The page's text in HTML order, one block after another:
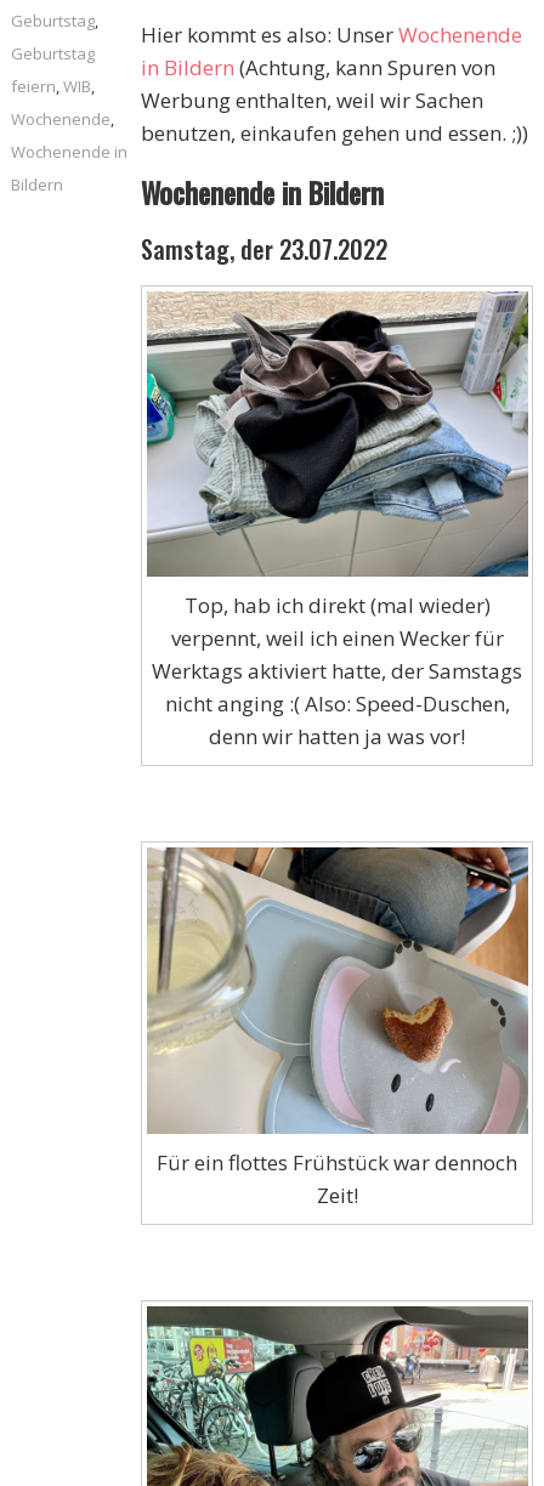
Hier kommt es also: UnserWochenende
in Bildern (Achtung, kann Spuren von
Werbung enthalten, weil wir Sachen
benutzen, einkaufen gehen und essen. ;))
Wochenende in Bildern
Samstag, der 23.07.2022
Top, hab ich direkt (mal wieder)
verpennt, weil ich einen Wecker für
Werktags aktiviert hatte, der Samstags
nicht anging :( Also: Speed-Duschen,
denn wir hatten ja was vor!
Für ein flottes Frühstück war dennoch
Zeit!
Geburtstag,
Geburtstag
feiern,WIB,
Wochenende,
Wochenende in
Bildern